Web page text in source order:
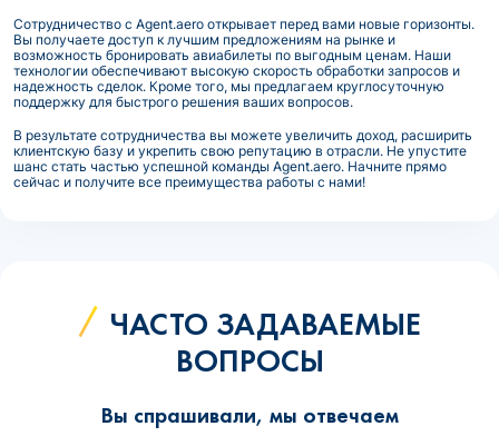
Сотрудничество с Agent.aero открывает перед вами новые горизонты.
Вы получаете доступ к лучшим предложениям на рынке и
возможность бронировать авиабилеты по выгодным ценам. Наши
технологии обеспечивают высокую скорость обработки запросов и
надежность сделок. Кроме того, мы предлагаем круглосуточную
поддержку для быстрого решения ваших вопросов.
В результате сотрудничества вы можете увеличить доход, расширить
клиентскую базу и укрепить свою репутацию в отрасли. Не упустите
шанс стать частью успешной команды Agent.aero. Начните прямо
сейчас и получите все преимущества работы с нами!
ЧАСТО ЗАДАВАЕМЫЕ
ВОПРОСЫ
Вы спрашивали, мы отвечаем